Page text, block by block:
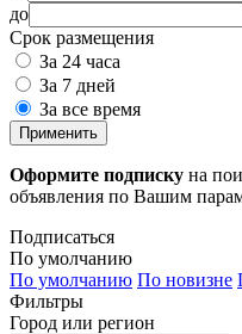
до
Срок размещения
За 24 часа
За 7 дней
За все время
Применить
Оформите подписку на
объявления по Вашим
Подписаться
По умолчанию
По умолчанию По новизне
Фильтры
Город или регион